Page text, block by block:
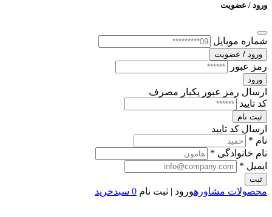
ورود / عضویت
شماره موبایل
ورود / عضویت
رمز عبور
ورود
ارسال رمز عبور یکبار مصرف
کد تایید
ثبت نام
ارسال کد تایید
نام *
نام خانوادگی *
ایمیل *
ثبت
محصولات مشاورهورود | ثبت نام 0 سبدخرید